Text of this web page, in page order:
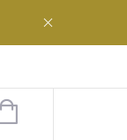
NÁKUPNÍ